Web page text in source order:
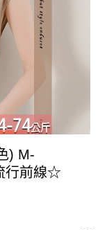
) M-
行前線☆